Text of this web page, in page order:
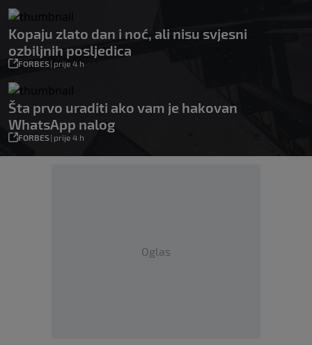
Kopaju zlato dan i noć, ali nisu svjesni
ozbiljnih posljedica
FORBES| prije 4 h
Šta prvo uraditi ako vam je hakovan
WhatsApp nalog
FORBES| prije 4 h
Oglas